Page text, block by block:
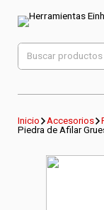
Herramientas Einhell
Distribuidor Oficial
Buscar
por:
Inicio Accesorios
Piedra de Afilar